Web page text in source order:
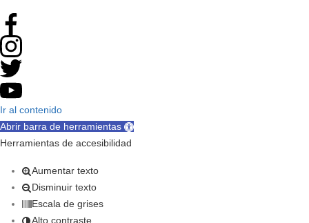
Ir al contenido
Abrir barra de herramientas
Herramientas de accesibilidad
Aumentar texto
Disminuir texto
Escala de grises
Alto contraste